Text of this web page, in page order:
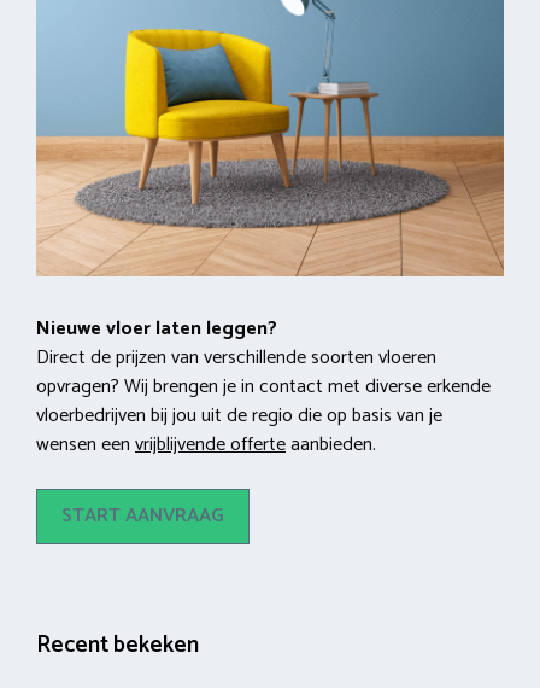
Nieuwe vloer laten leggen?
Direct de prijzen van verschillende soorten vloeren
opvragen? Wij brengen je in contact met diverse erkende
vloerbedrijven bij jou uit de regio die op basis van je
wensen eenvrijblijvende offerteaanbieden.
START AANVRAAG
Recent bekeken